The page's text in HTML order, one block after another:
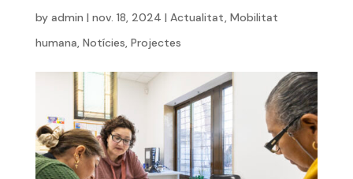
by admin | nov. 18, 2024 | Actualitat, Mobilitat
humana, Notícies, Projectes